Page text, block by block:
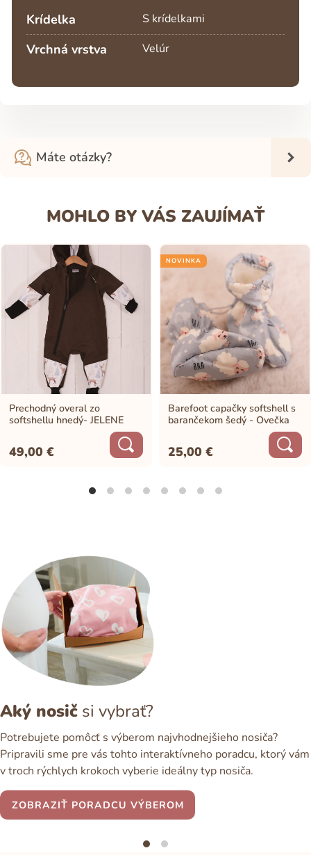
Krídelka S krídelkami
Vrchná vrstva Velúr
Máte otázky?
MOHLO BY VÁS ZAUJÍMAŤ
Prechodný overal zo
softshellu hnedý- JELENE
49,00€
NOVINKA
Barefoot capačky softshell s
barančekom šedý - Ovečka
25,00€
Aký nosič si vybrať?
Potrebujete pomôcť s výberom najvhodnejšieho nosiča?
Pripravili sme pre vás tohto interaktívneho poradcu, ktorý vám
v troch rýchlych krokoch vyberie ideálny typ nosiča.
ZOBRAZIŤ PORADCU VÝBEROM